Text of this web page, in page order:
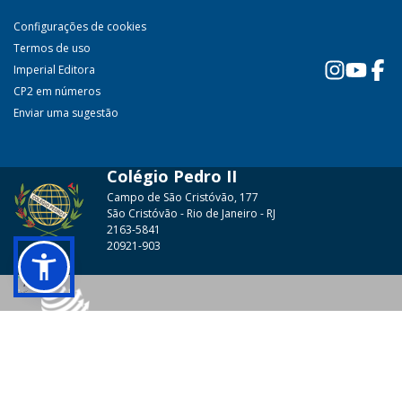
Configurações de cookies
Termos de uso
Imperial Editora
CP2 em números
Enviar uma sugestão
Colégio Pedro II
Campo de São Cristóvão, 177
São Cristóvão - Rio de Janeiro - RJ
2163-5841
20921-903